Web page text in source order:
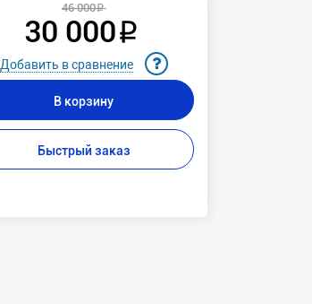
46 000 ₽
30 000 ₽
Добавить в сравнение
В корзину
Быстрый заказ